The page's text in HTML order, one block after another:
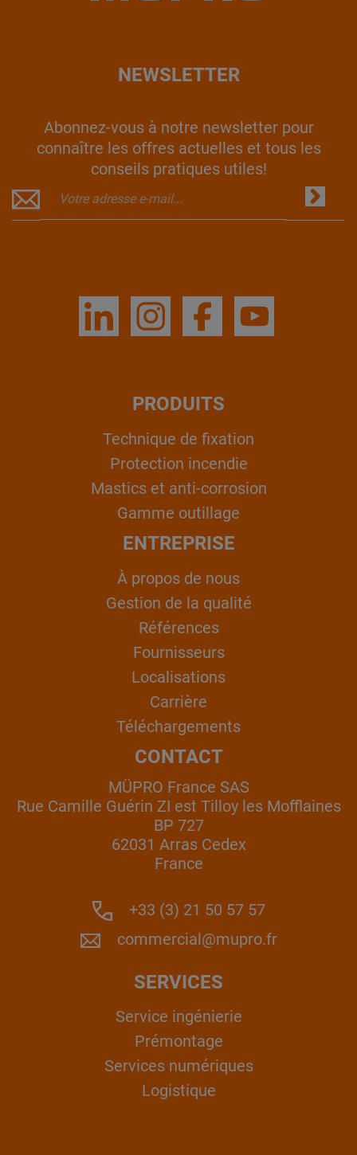
NEWSLETTER
Abonnez-vous à notre newsletter pour
connaître les offres actuelles et tous les
conseils pratiques utiles!
PRODUITS
Technique de fixation
Protection incendie
Mastics et anti-corrosion
Gamme outillage
ENTREPRISE
À propos de nous
Gestion de la qualité
Références
Fournisseurs
Localisations
Carrière
Téléchargements
CONTACT
MÜPRO France SAS
Rue Camille Guérin ZI est Tilloy les Mofflaines
BP 727
62031 Arras Cedex
France
+33 (3) 21 50 57 57
commercial@mupro.fr
SERVICES
Service ingénierie
Prémontage
Services numériques
Logistique